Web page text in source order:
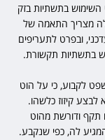
בתשתיות בזק
מצריך התאמה של
ובפרט לתעריפים
בתשתיות תקשורת.
לקבוע, כי על הוט
קיזוז כלשהו.
תקף ודורשת מהוט
לה, כפי שנקבע.